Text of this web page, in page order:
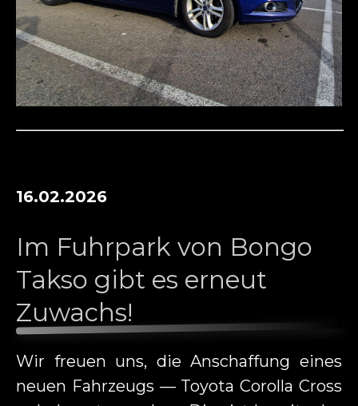
16.02.2026
Im Fuhrpark von Bongo
Takso gibt es erneut
Zuwachs!
Wir freuen uns, die Anschaffung eines
neuen Fahrzeugs — Toyota Corolla Cross